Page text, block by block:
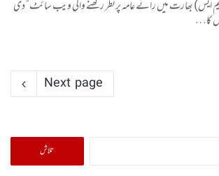
ایم ایس) بھارت میں رائے عامہ پرنظر رکھنے والی ویب سائٹ” دی
کا…
Next page
تلاش
کریں